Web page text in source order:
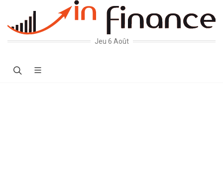
Jeu 6 Août